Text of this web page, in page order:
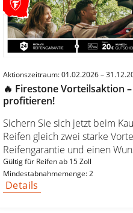
Aktionszeitraum: 01.02.2026 –
🔥 Firestone Vorteilsaktion
profitieren!
Sichern Sie sich jetzt beim
Reifen gleich zwei starke
Reifengarantie und einen
im Wert von bis zu 20 €. So einfach geht’s: 1️⃣
Kaufen & montieren lassen
mindestens 2 Firestone Reifen
Gültig für Reifen ab 15 Zoll
Mindestabnahmemenge: 2
Details